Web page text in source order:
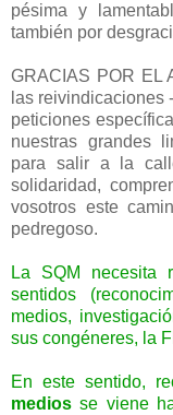
pésima y
también por
GRACIAS POR EL
las reivindicaciones
peticiones
nuestras grandes
para salir a la
solidaridad,
vosotros este
pedregoso.
La SQM necesita
sentidos
medios,
sus congéneres, la
En este sentido,
medios se viene